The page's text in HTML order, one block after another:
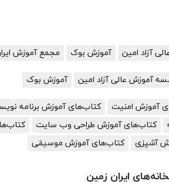
آزاد امین آموزش بوک مجمع آموزش
آموزش عالی آزاد امین آموزش بوک
آموزش امنیت
کتاب‌های آموزش برنامه
کتاب‌های آموزش طراحی وب سایت
آشپزی کتاب‌های آموزش موسیقی
ایران زمین